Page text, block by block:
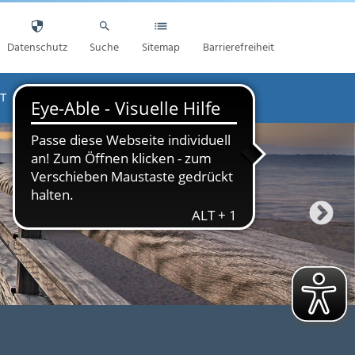
Datenschutz Suche Sitemap Barrierefreiheit